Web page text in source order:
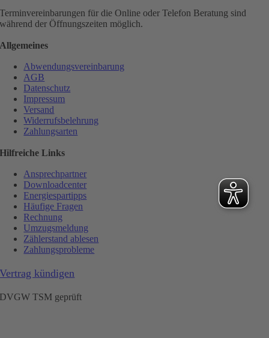
Terminvereinbarungen für die Online oder Telefon Beratung sind
während der Öffnungszeiten möglich.
Allgemeines
Abwendungsvereinbarung
AGB
Datenschutz
Impressum
Versand
Widerrufsbelehrung
Zahlungsarten
Hilfreiche Links
Ansprechpartner
Downloadcenter
Energiespartipps
Häufige Fragen
Rechnung
Umzugsmeldung
Zählerstand ablesen
Zahlungsprobleme
Vertrag kündigen
DVGW TSM geprüft